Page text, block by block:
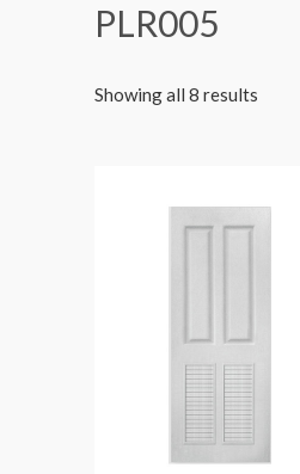
PLR005
Showing all 8 results